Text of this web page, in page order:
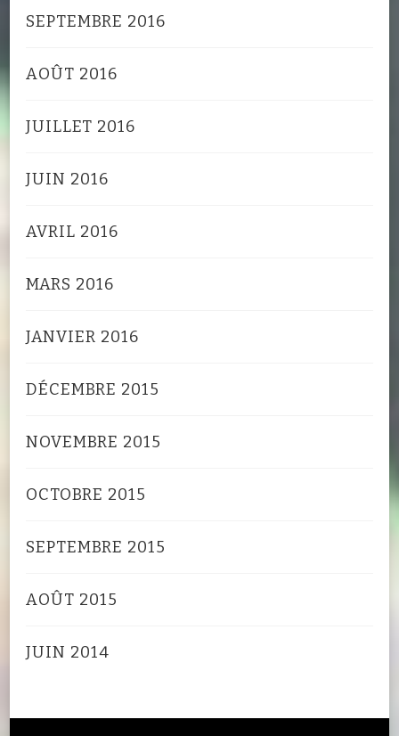
SEPTEMBRE 2016
AOÛT 2016
JUILLET 2016
JUIN 2016
AVRIL 2016
MARS 2016
JANVIER 2016
DÉCEMBRE 2015
NOVEMBRE 2015
OCTOBRE 2015
SEPTEMBRE 2015
AOÛT 2015
JUIN 2014